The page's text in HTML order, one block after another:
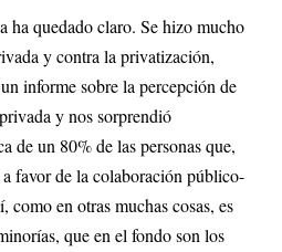
ha quedado claro. Se hizo mucho
y contra la privatización,
informe sobre la percepción de
y nos sorprendió
de un 80% de las personas que,
favor de la colaboración público-
como en otras muchas cosas, es
que en el fondo son los